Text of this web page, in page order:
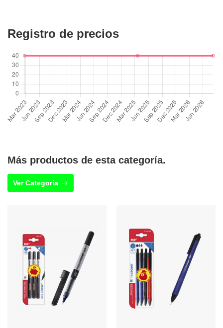
Registro de precios
Más productos de esta categoría.
Ver Categoría